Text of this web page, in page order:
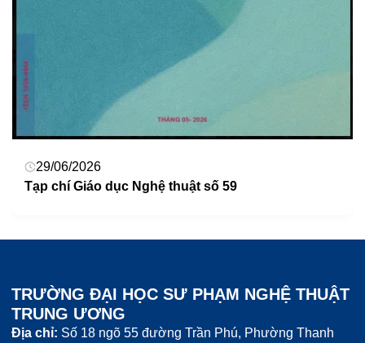
29/06/2026
Tạp chí Giáo dục Nghệ thuật số 59
TRƯỜNG ĐẠI HỌC SƯ PHẠM NGHỆ THUẬT
TRUNG ƯƠNG
Địa chỉ: Số 18 ngõ 55 đường Trần Phú, Phường Thanh